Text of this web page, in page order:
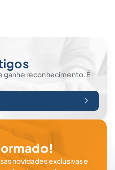
reconhecimento. É
novidades exclusivas e